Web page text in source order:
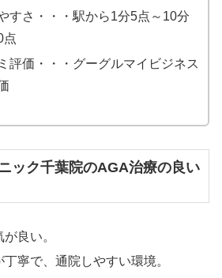
すさ・・・駅から1分5点～10分
点
評価・・・グーグルマイビジネス
ック千葉院のAGA治療の良い
良い。
寧で、通院しやすい環境。